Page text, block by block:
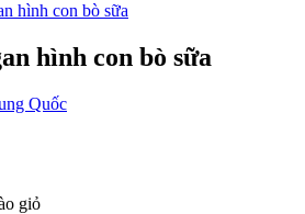
hình con bò sữa
Quốc
giỏ